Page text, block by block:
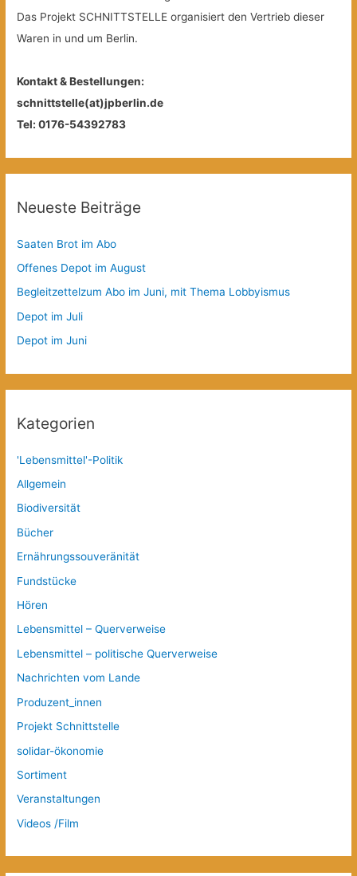
Das Projekt SCHNITTSTELLE organisiert den Vertrieb dieser
Waren in und um Berlin.
Kontakt & Bestellungen:
schnittstelle(at)jpberlin.de
Tel: 0176-54392783
Neueste Beiträge
Saaten Brot im Abo
Offenes Depot im August
Begleitzettelzum Abo im Juni, mit Thema Lobbyismus
Depot im Juli
Depot im Juni
Kategorien
'Lebensmittel'-Politik
Allgemein
Biodiversität
Bücher
Ernährungssouveränität
Fundstücke
Hören
Lebensmittel – Querverweise
Lebensmittel – politische Querverweise
Nachrichten vom Lande
Produzent_innen
Projekt Schnittstelle
solidar-ökonomie
Sortiment
Veranstaltungen
Videos /Film